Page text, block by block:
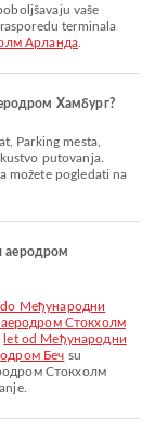
vaše
terminala
Арланда
Хамбург?
putovanja.
možete pogledati na
аеродром
Стокхолм
let od Међународни
Беч su
Стокхолм